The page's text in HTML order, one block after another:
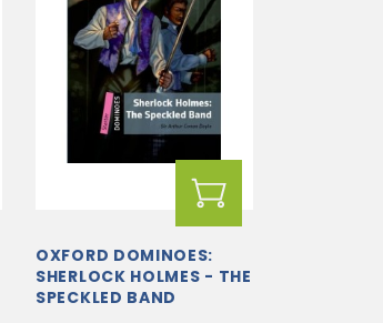
OXFORD DOMINOES:
SHERLOCK HOLMES - THE
SPECKLED BAND